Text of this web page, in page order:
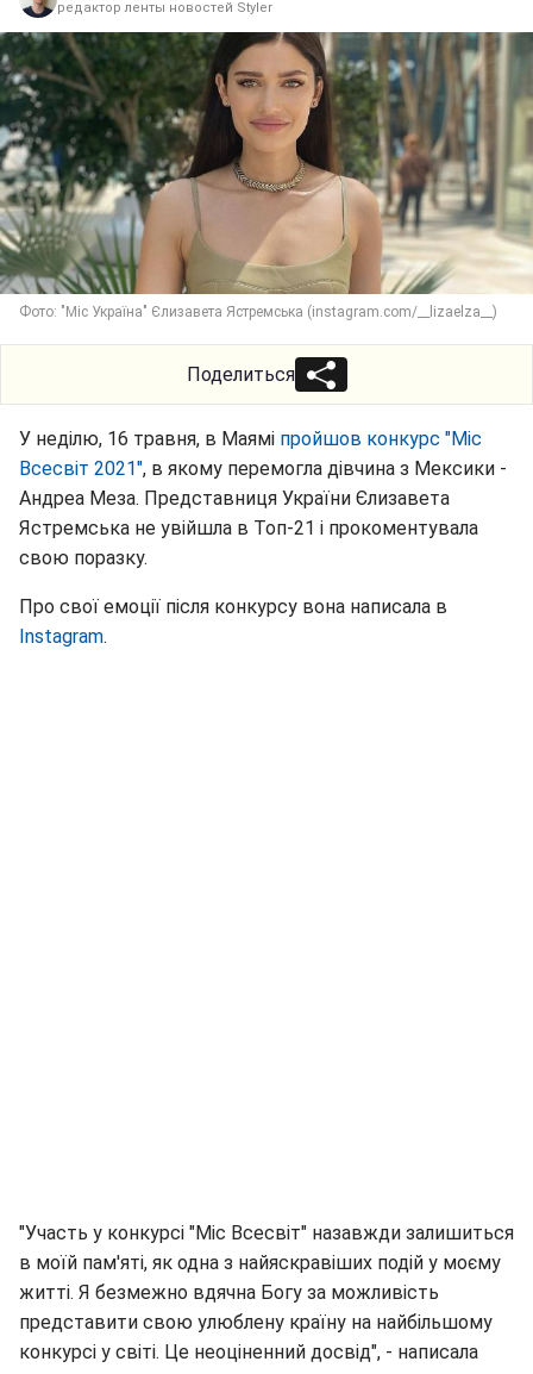
редактор ленты новостей Styler
Фото: "Міс Україна" Єлизавета Ястремська (instagram.com/__lizaelza__)
Поделиться
У неділю, 16 травня, в Маямі пройшов конкурс "Міс
Всесвіт 2021", в якому перемогла дівчина з Мексики -
Андреа Меза. Представниця України Єлизавета
Ястремська не увійшла в Топ-21 і прокоментувала
свою поразку.
Про свої емоції після конкурсу вона написала в
Instagram.
"Участь у конкурсі "Міс Всесвіт" назавжди залишиться
в моїй пам'яті, як одна з найяскравіших подій у моєму
житті. Я безмежно вдячна Богу за можливість
представити свою улюблену країну на найбільшому
конкурсі у світі. Це неоціненний досвід", - написала